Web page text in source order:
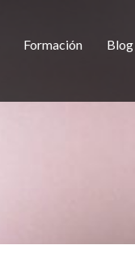
Formación Blog